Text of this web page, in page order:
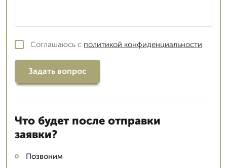
Соглашаюсь с политикой конфиденциальности
Задать вопрос
Что будет после отправки
заявки?
Позвоним